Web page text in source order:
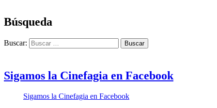
Búsqueda
Buscar:
Sigamos la Cinefagia en Facebook
Sigamos la Cinefagia en Facebook